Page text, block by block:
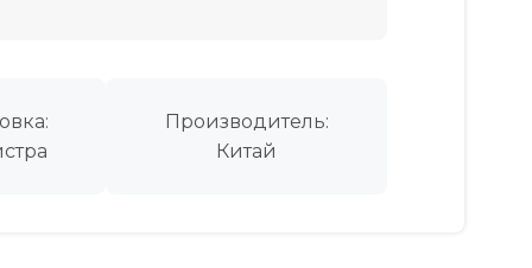
Производитель:
Китай